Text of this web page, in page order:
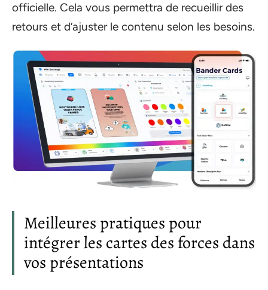
officielle. Cela vous permettra de recueillir des
retours et d’ajuster le contenu selon les besoins.
Meilleures pratiques pour
intégrer les cartes des forces dans
vos présentations